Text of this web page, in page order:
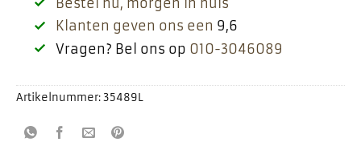
Klanten geven ons een 9,6
Vragen? Bel ons op 010-3046089
Artikelnummer:35489L